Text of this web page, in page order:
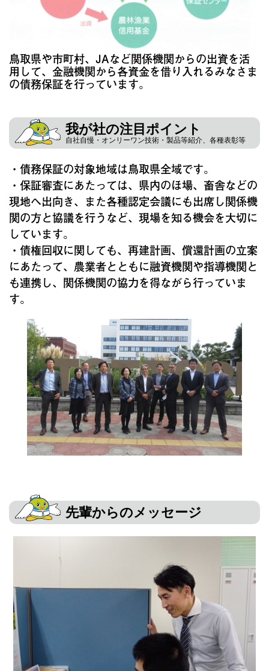
鳥取県や市町村、JAなど関係機関からの出資を活
用して、金融機関から各資金を借り入れるみなさま
の債務保証を行っています。
我が社の注目ポイント
自社自慢・オンリーワン技術・製品等紹介、各種表彰等
・債務保証の対象地域は鳥取県全域です。
・保証審査にあたっては、県内のほ場、畜舎などの
現地へ出向き、また各種認定会議にも出席し関係機
関の方と協議を行うなど、現場を知る機会を大切に
しています。
・債権回収に関しても、再建計画、償還計画の立案
にあたって、農業者とともに融資機関や指導機関と
も連携し、関係機関の協力を得ながら行っていま
す。
先輩からのメッセージ